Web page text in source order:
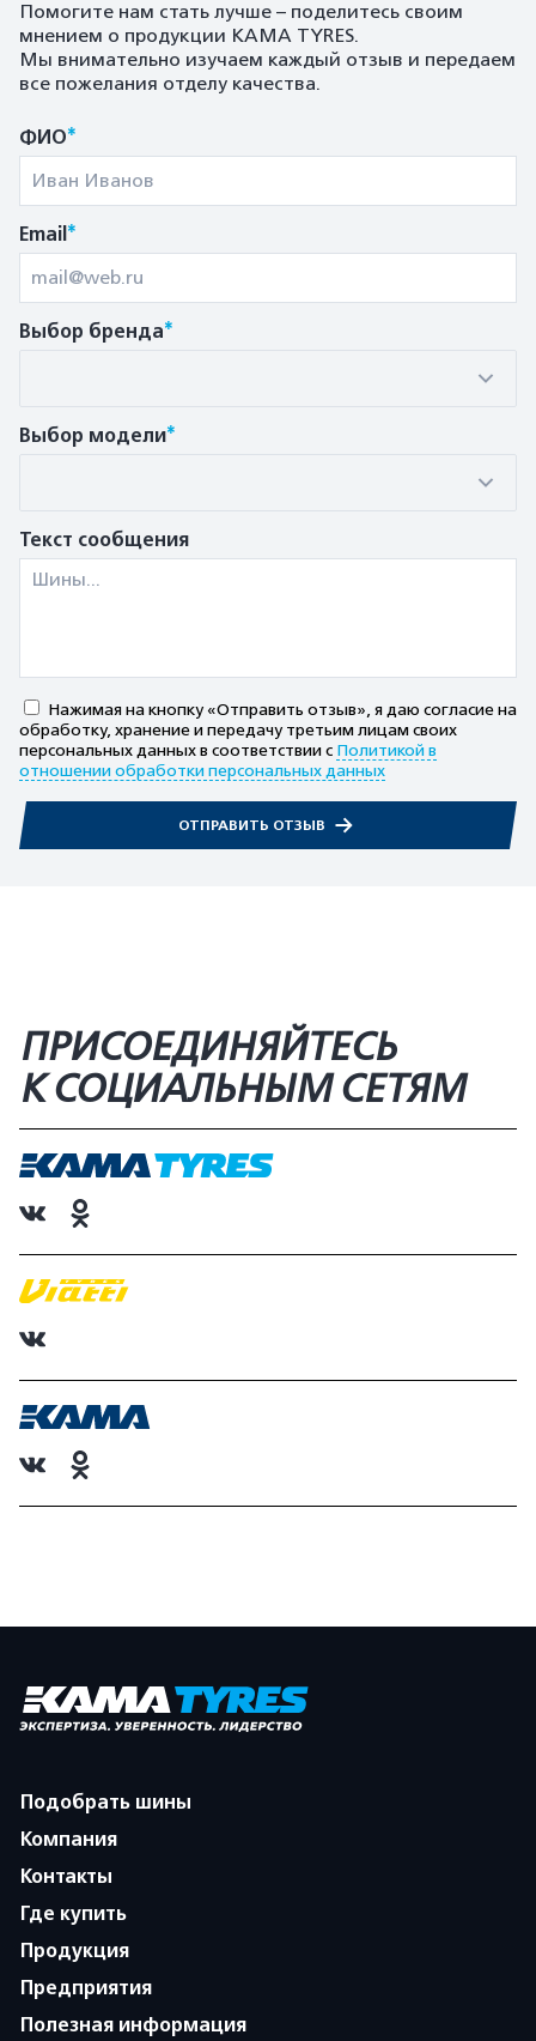
Помогите нам стать лучше – поделитесь своим
мнением о продукции KAMA TYRES.
Мы внимательно изучаем каждый отзыв и передаем
все пожелания отделу качества.
ФИО*
Email*
Выбор бренда*
Выбор модели*
Текст сообщения
Нажимая на кнопку «Отправить отзыв», я даю согласие на
обработку, хранение и передачу третьим лицам своих
персональных данных в соответствии с Политикой в
отношении обработки персональных данных
ОТПРАВИТЬ ОТЗЫВ
ПРИСОЕДИНЯЙТЕСЬ
К СОЦИАЛЬНЫМ СЕТЯМ
Подобрать шины
Компания
Контакты
Где купить
Продукция
Предприятия
Полезная информация